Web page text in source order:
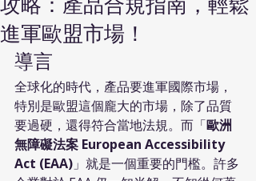
進軍歐盟市場！
導言
全球化的時代，產品要進軍國際市場，
特別是歐盟這個龐大的市場，除了品質
要過硬，還得符合當地法規。而「歐洲
無障礙法案 European Accessibility
Act (EAA) 」就是一個重要的門檻。許多